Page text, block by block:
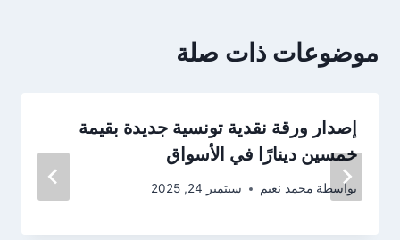
موضوعات ذات صلة
إصدار ورقة نقدية تونسية جديدة بقيمة
خمسين دينارًا في الأسواق
بواسطة محمد نعيم سبتمبر 24, 2025